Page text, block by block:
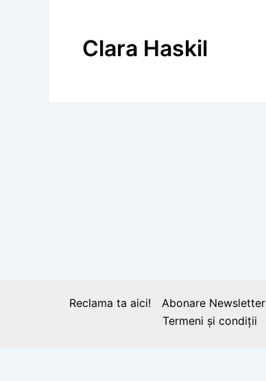
Clara Haskil
Reclama ta aici! Abonare Newsletter
Termeni și condiții